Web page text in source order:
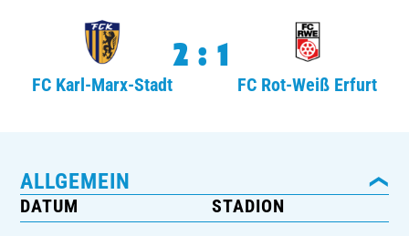
FC Karl-Marx-Stadt
2:1
FC Rot-Weiß Erfurt
ALLGEMEIN
DATUM STADION